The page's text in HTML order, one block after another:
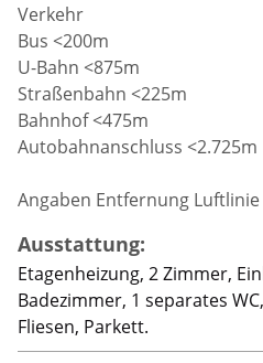
Verkehr
Bus <200m
U-Bahn <875m
Straßenbahn <225m
Bahnhof <475m
Autobahnanschluss <2.725m
Angaben Entfernung
Ausstattung:
Etagenheizung, 2 Zimmer,
Badezimmer, 1 separates
Fliesen, Parkett.